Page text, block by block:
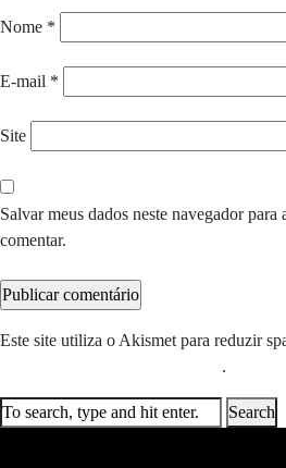
Nome *
E-mail *
Site
Salvar meus dados neste navegador
comentar.
Este site utiliza o Akismet para reduzir
.
Search